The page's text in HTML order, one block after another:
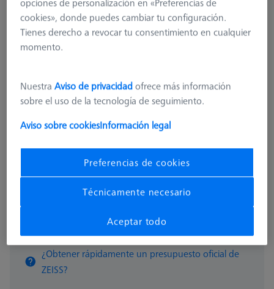
ACCESORIOS FIJACIÓN
Fixture for X-Ray
216,30 € más el IVA
Disponible
Añadir a la cesta
¿Obtener rápidamente un presupuesto oficial de
ZEISS?
cookies», donde puedes cambiar tu configuración.
Tienes derecho a revocar tu consentimiento en cualquier
momento.
NuestraAviso de privacidadofrece más información
sobre el uso de la tecnología de seguimiento.
Aviso sobre cookiesInformación legal
Preferencias de cookies
Técnicamente necesario
Aceptar todo